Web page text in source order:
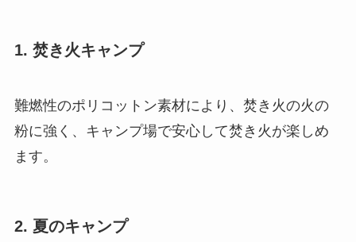
1. 焚き火キャンプ
難燃性のポリコットン素材により、焚き火の火の
粉に強く、キャンプ場で安心して焚き火が楽しめ
ます。
2. 夏のキャンプ